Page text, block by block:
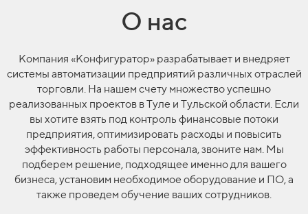
О нас
Компания «Конфигуратор» разрабатывает и внедряет
системы автоматизации предприятий различных отраслей
торговли. На нашем счету множество успешно
реализованных проектов в Туле и Тульской области. Если
вы хотите взять под контроль финансовые потоки
предприятия, оптимизировать расходы и повысить
эффективность работы персонала, звоните нам. Мы
подберем решение, подходящее именно для вашего
бизнеса, установим необходимое оборудование и ПО, а
также проведем обучение ваших сотрудников.